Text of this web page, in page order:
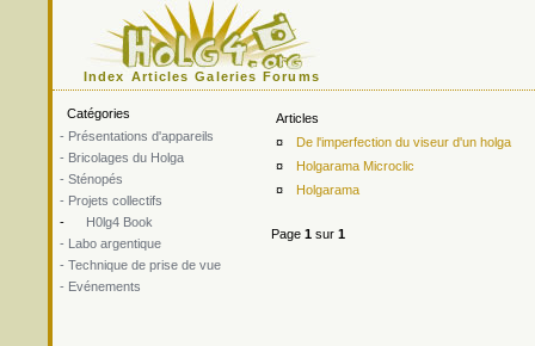
Index Articles Galeries Forums
Catégories
- Présentations d'appareils
- Bricolages du Holga
- Sténopés
- Projets collectifs
-
H0lg4 Book
- Labo argentique
- Technique de prise de vue
- Evénements
Articles
¤
De l'imperfection du viseur d'un holga
¤
Holgarama Microclic
¤
Holgarama
Page 1 sur 1